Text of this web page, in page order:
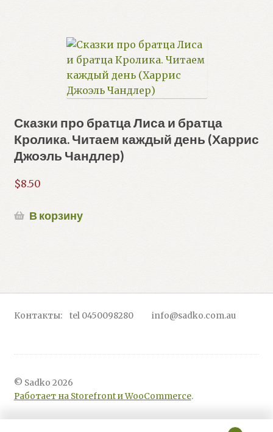
Сказки про братца Лиса и братца
Кролика. Читаем каждый день (Харрис
Джоэль Чандлер)
$8.50
В корзину
Контакты: tel 0450098280 info@sadko.com.au
© Sadko 2026
Работает на Storefront и WooCommerce.